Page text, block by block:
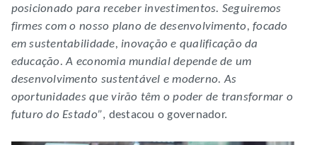
posicionado para receber investimentos. Seguiremos
firmes com o nosso plano de desenvolvimento, focado
em sustentabilidade, inovação e qualificação da
educação. A economia mundial depende de um
desenvolvimento sustentável e moderno. As
oportunidades que virão têm o poder de transformar o
futuro do Estado”, destacou o governador.